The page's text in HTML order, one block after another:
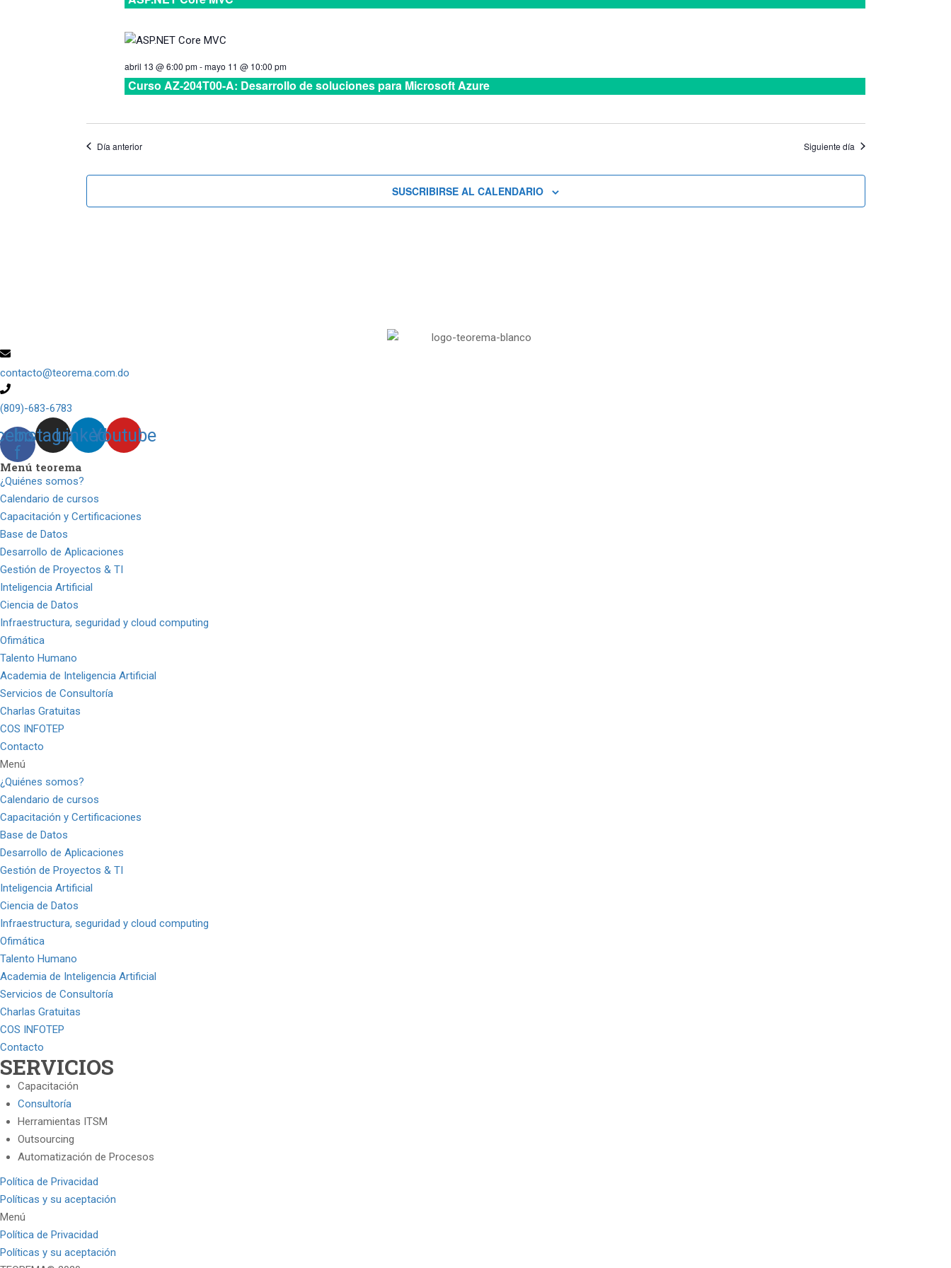
abril 13 @ 6:00 pm-mayo 11 @ 10:00 pm
Curso AZ-204T00-A: Desarrollo de soluciones para Microsoft Azure
Día anterior Siguiente día
SUSCRIBIRSE AL CALENDARIO
contacto@teorema.com.do
(809)-683-6783
f
Instagram
LinkedinYoutube
Menú teorema
¿Quiénes somos?
Calendario de cursos
Capacitación y Certificaciones
Base de Datos
Desarrollo de Aplicaciones
Gestión de Proyectos & TI
Inteligencia Artificial
Ciencia de Datos
Infraestructura, seguridad y cloud computing
Ofimática
Talento Humano
Academia de Inteligencia Artificial
Servicios de Consultoría
Charlas Gratuitas
COS INFOTEP
Contacto
Menú
¿Quiénes somos?
Calendario de cursos
Capacitación y Certificaciones
Base de Datos
Desarrollo de Aplicaciones
Gestión de Proyectos & TI
Inteligencia Artificial
Ciencia de Datos
Infraestructura, seguridad y cloud computing
Ofimática
Talento Humano
Academia de Inteligencia Artificial
Servicios de Consultoría
Charlas Gratuitas
COS INFOTEP
Contacto
SERVICIOS
Capacitación
Consultoría
Herramientas ITSM
Outsourcing
Automatización de Procesos
Política de Privacidad
Políticas y su aceptación
Menú
Política de Privacidad
Políticas y su aceptación